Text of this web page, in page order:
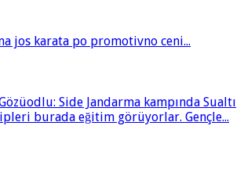
jos karata po promotivno ceni...
Side Jandarma kampında Sualtı
burada eğitim görüyorlar. Gençle...